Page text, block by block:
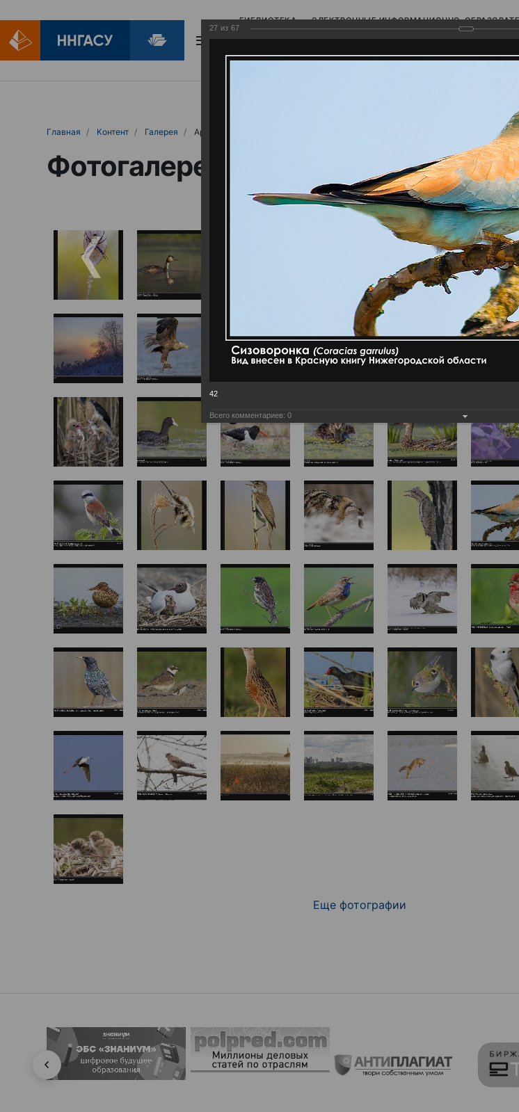
БИБЛИОТЕКА ЭЛЕКТРОННЫЕ ИНФОРМАЦИОННО-
БИБЛИОПОМОЩЬ
Главная Контент Галерея Артемовские луга – жемчужина Нижегородского Поволжья
Фотогалерея
Еще фотографии
27 из 67
42
Всего комментариев: 0